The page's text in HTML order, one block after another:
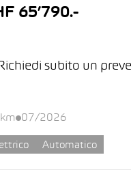
65’790.-
Richiedi subito un
07/2026
Automatico